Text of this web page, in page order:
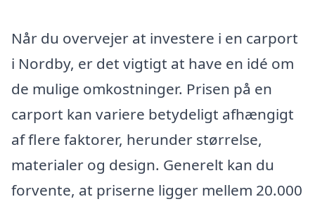
Når du overvejer at investere i en carport
i Nordby, er det vigtigt at have en idé om
de mulige omkostninger. Prisen på en
carport kan variere betydeligt afhængigt
af flere faktorer, herunder størrelse,
materialer og design. Generelt kan du
forvente, at priserne ligger mellem 20.000